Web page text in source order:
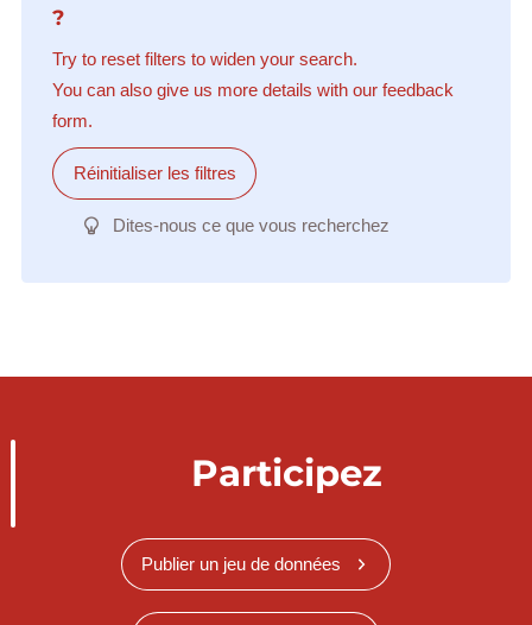
?
Try to reset filters to widen your search.
You can also give us more details with our feedback
form.
Réinitialiser les filtres
Dites-nous ce que vous recherchez
Participez
Publier un jeu de données